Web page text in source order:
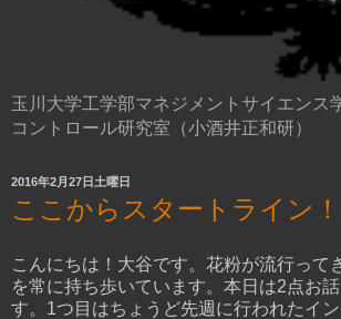
玉川大学工学部マネジメントサイエンス
コントロール研究室（小酒井正和研）
2016年2月27日土曜日
ここからスタートライン！
こんにちは！大谷です。花粉が流行って
を常に持ち歩いています。本日は2点お
す。1つ目はちょうど先週に行われたイ